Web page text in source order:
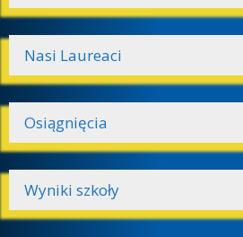
Nasi Laureaci
Osiągnięcia
Wyniki szkoły